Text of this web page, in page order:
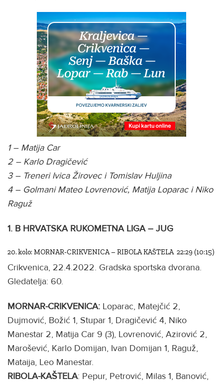
1 – Matija Car
2 – Karlo Dragičević
3 – Treneri Ivica Žirovec i Tomislav Huljina
4 – Golmani Mateo Lovrenović, Matija Loparac i Niko
Raguž
1. B HRVATSKA RUKOMETNA LIGA – JUG
20. kolo: MORNAR-CRIKVENICA – RIBOLA KAŠTELA 22:29 (10:15)
Crikvenica, 22.4.2022. Gradska sportska dvorana.
Gledatelja: 60.
MORNAR-CRIKVENICA: Loparac, Matejčić 2,
Dujmović, Božić 1, Stupar 1, Dragičević 4, Niko
Manestar 2, Matija Car 9 (3), Lovrenović, Azirović 2,
Marošević, Karlo Domijan, Ivan Domijan 1, Raguž,
Mataija, Leo Manestar.
RIBOLA-KAŠTELA: Pepur, Petrović, Milas 1, Banović,